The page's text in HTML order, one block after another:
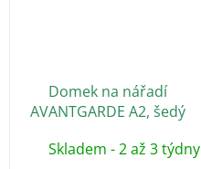
Domek na nářadí
AVANTGARDE A2, šedý
Skladem - 2 až 3 týdny